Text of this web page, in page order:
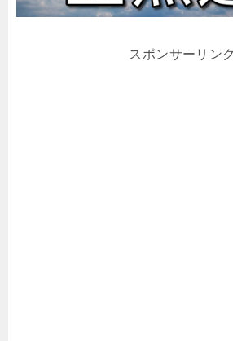
スポンサーリンク